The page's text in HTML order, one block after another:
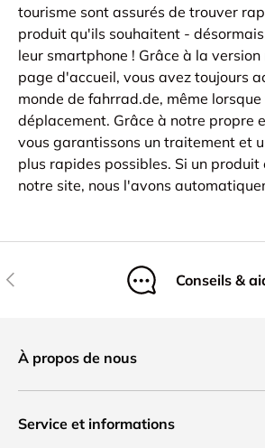
tourisme sont assurés de trouver
produit qu'ils souhaitent -
leur smartphone ! Grâce à la
page d'accueil, vous avez toujours
monde de fahrrad.de, même
déplacement. Grâce à notre propre
vous garantissons un traitement et
plus rapides possibles. Si un
notre site, nous l'avons
Précédent Conseils &
À propos de nous
Service et informations